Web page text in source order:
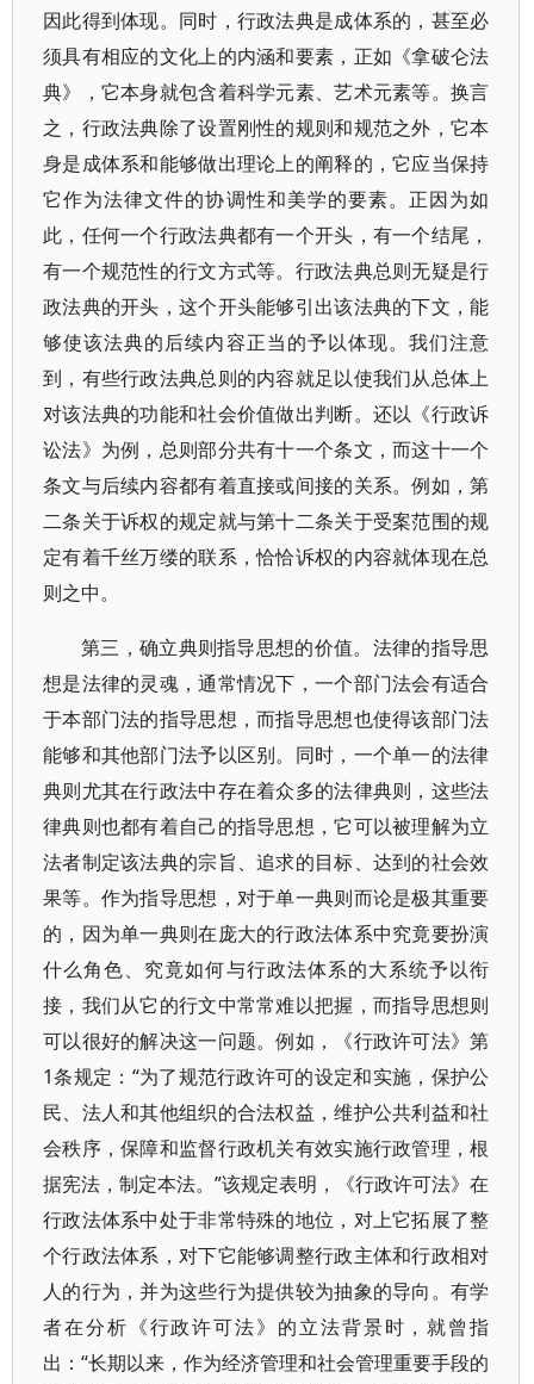
因此得到体现。同时，行政法典是成体系的，甚至必
须具有相应的文化上的内涵和要素，正如《拿破仑法
典》，它本身就包含着科学元素、艺术元素等。换言
之，行政法典除了设置刚性的规则和规范之外，它本
身是成体系和能够做出理论上的阐释的，它应当保持
它作为法律文件的协调性和美学的要素。正因为如
此，任何一个行政法典都有一个开头，有一个结尾，
有一个规范性的行文方式等。行政法典总则无疑是行
政法典的开头，这个开头能够引出该法典的下文，能
够使该法典的后续内容正当的予以体现。我们注意
到，有些行政法典总则的内容就足以使我们从总体上
对该法典的功能和社会价值做出判断。还以《行政诉
讼法》为例，总则部分共有十一个条文，而这十一个
条文与后续内容都有着直接或间接的关系。例如，第
二条关于诉权的规定就与第十二条关于受案范围的规
定有着千丝万缕的联系，恰恰诉权的内容就体现在总
则之中。
第三，确立典则指导思想的价值。法律的指导思
想是法律的灵魂，通常情况下，一个部门法会有适合
于本部门法的指导思想，而指导思想也使得该部门法
能够和其他部门法予以区别。同时，一个单一的法律
典则尤其在行政法中存在着众多的法律典则，这些法
律典则也都有着自己的指导思想，它可以被理解为立
法者制定该法典的宗旨、追求的目标、达到的社会效
果等。作为指导思想，对于单一典则而论是极其重要
的，因为单一典则在庞大的行政法体系中究竟要扮演
什么角色、究竟如何与行政法体系的大系统予以衔
接，我们从它的行文中常常难以把握，而指导思想则
可以很好的解决这一问题。例如，《行政许可法》第
1条规定：“为了规范行政许可的设定和实施，保护公
民、法人和其他组织的合法权益，维护公共利益和社
会秩序，保障和监督行政机关有效实施行政管理，根
据宪法，制定本法。”该规定表明，《行政许可法》在
行政法体系中处于非常特殊的地位，对上它拓展了整
个行政法体系，对下它能够调整行政主体和行政相对
人的行为，并为这些行为提供较为抽象的导向。有学
者在分析《行政许可法》的立法背景时，就曾指
出：“长期以来，作为经济管理和社会管理重要手段的